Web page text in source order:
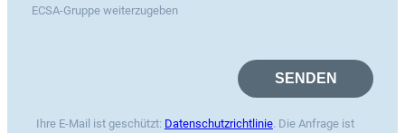
ECSA-Gruppe weiterzugeben
Ihre E-Mail ist geschützt: Datenschutzrichtlinie. Die Anfrage ist